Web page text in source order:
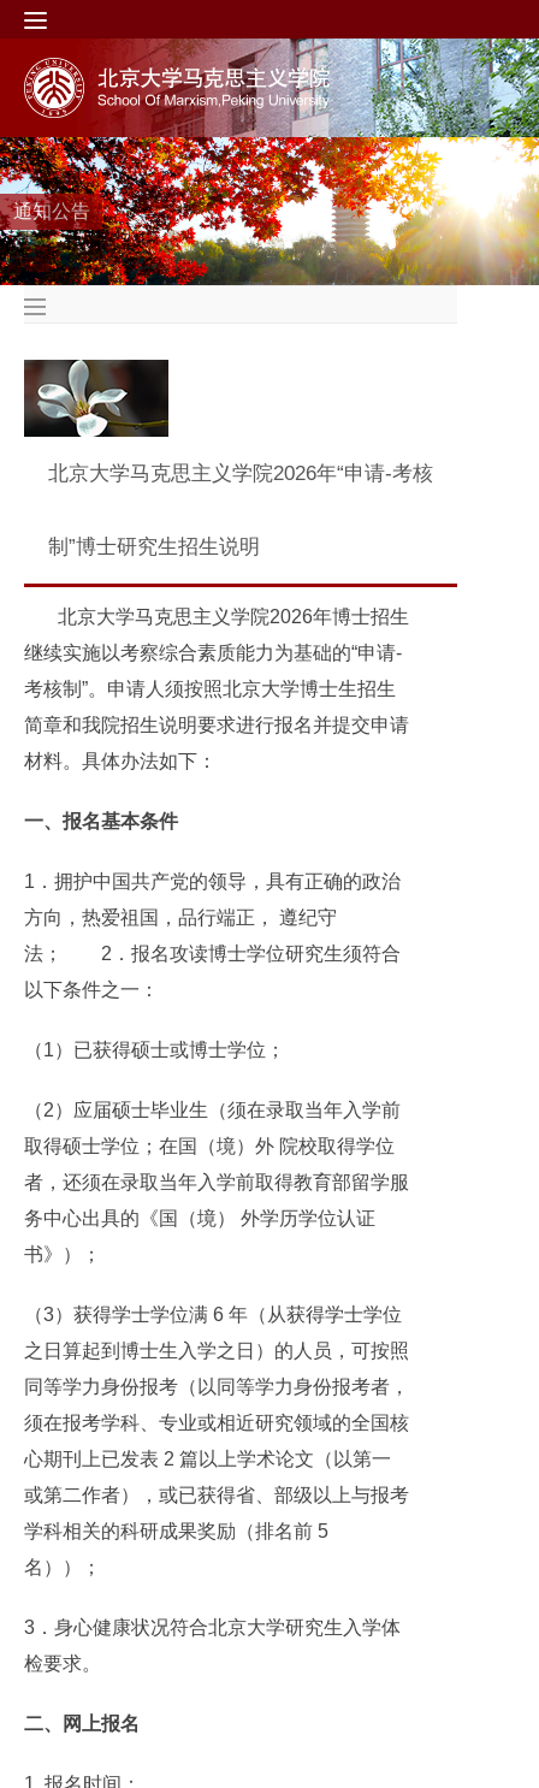
通知公告
北京大学马克思主义学院2026年“申请-考核
制”博士研究生招生说明
北京大学马克思主义学院2026年博士招生
继续实施以考察综合素质能力为基础的“申请-
考核制”。申请人须按照北京大学博士生招生
简章和我院招生说明要求进行报名并提交申请
材料。具体办法如下：
一、报名基本条件
1．拥护中国共产党的领导，具有正确的政治
方向，热爱祖国，品行端正， 遵纪守
法； 2．报名攻读博士学位研究生须符合
以下条件之一：
（1）已获得硕士或博士学位；
（2）应届硕士毕业生（须在录取当年入学前
取得硕士学位；在国（境）外 院校取得学位
者，还须在录取当年入学前取得教育部留学服
务中心出具的《国（境） 外学历学位认证
书》）；
（3）获得学士学位满 6 年（从获得学士学位
之日算起到博士生入学之日）的人员，可按照
同等学力身份报考（以同等学力身份报考者，
须在报考学科、专业或相近研究领域的全国核
心期刊上已发表 2 篇以上学术论文（以第一
或第二作者），或已获得省、部级以上与报考
学科相关的科研成果奖励（排名前 5
名））；
3．身心健康状况符合北京大学研究生入学体
检要求。
二、网上报名
1. 报名时间：